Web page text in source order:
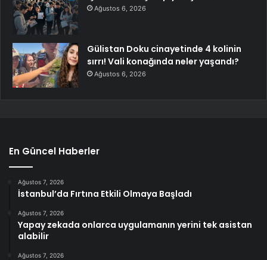
Ağustos 6, 2026
Gülistan Doku cinayetinde 4 kolinin
sırrı! Vali konağında neler yaşandı?
Ağustos 6, 2026
En Güncel Haberler
Ağustos 7, 2026
İstanbul’da Fırtına Etkili Olmaya Başladı
Ağustos 7, 2026
Yapay zekada onlarca uygulamanın yerini tek asistan
alabilir
Ağustos 7, 2026